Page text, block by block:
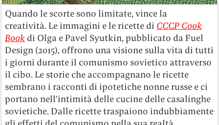
Quando le scorte sono limitate, vince la
creatività. Le immagini e le ricette di CCCP Cook
Book di Olga e Pavel Syutkin, pubblicato da Fuel
Design (2015), offrono una visione sulla vita di tutti
i giorni durante il comunismo sovietico attraverso
il cibo. Le storie che accompagnano le ricette
sembrano i racconti di ipotetiche nonne russe e ci
portano nell’intimità delle cucine delle casalinghe
sovietiche. Dalle ricette traspaiono indubbiamente